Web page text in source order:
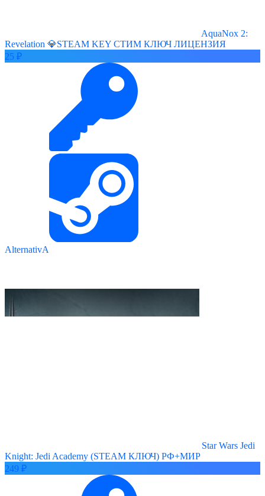
AquaNox 2:
Revelation 💎STEAM KEY СТИМ КЛЮЧ ЛИЦЕНЗИЯ
25 ₽
AlternativA
Star Wars Jedi
Knight: Jedi Academy (STEAM КЛЮЧ) РФ+МИР
249 ₽